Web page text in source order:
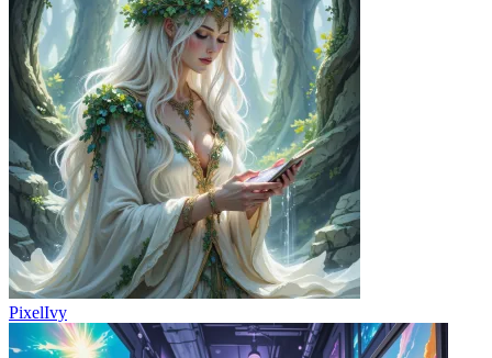
PixelIvy